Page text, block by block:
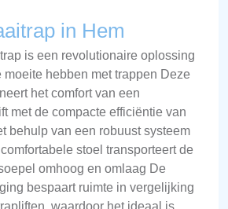
in Hem
is een revolutionaire oplossing
moeite hebben met trappen Deze
het comfort van een
met de compacte efficiëntie van
behulp van een robuust systeem
stoel transporteert de
omhoog en omlaag De
bespaart ruimte in vergelijking
waardoor het ideaal is